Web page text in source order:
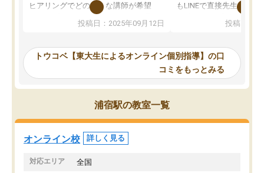
ヒアリングでどのような講師が希望
か、オプションは付帯するかなど選ぶ
事が出来ました。
ーティングを行い、その講師で良いか
見てから講師を決定する事ができま
す。
うちの子は、初回面談の講師の方で決
オンラインツールを使用した単語帳の
共有があり宿題もそちらで出される形
でした。
投稿日：2025年09月12日
もLINEで直接先生に質問
めれるので、個人に合
いなのがあり(有料)、受
ことをどんなスケジュー
くか相談したのですが、
ち期待したものではなく
くなってきたようなので
投稿日：
トウコベ【東大生によるオンライン個別指導】の口
コミをもっとみる
浦宿駅の教室一覧
オンライン校 詳しく見る
対応エリア 全国